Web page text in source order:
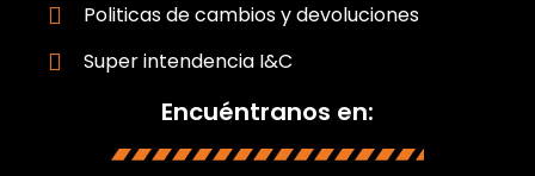
Politicas de cambios y devoluciones
Super intendencia I&C
Encuéntranos en: